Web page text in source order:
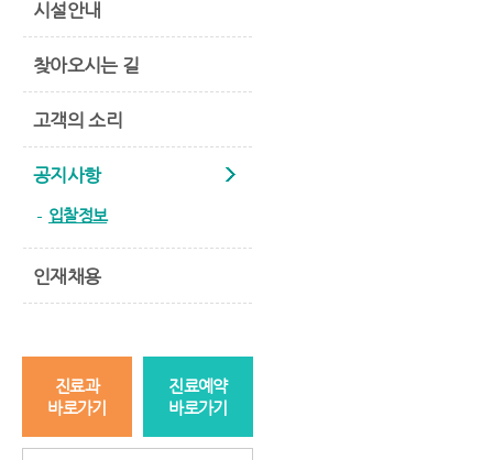
시설안내
찾아오시는 길
고객의 소리
공지사항
입찰정보
인재채용
진료과
바로가기
진료예약
바로가기